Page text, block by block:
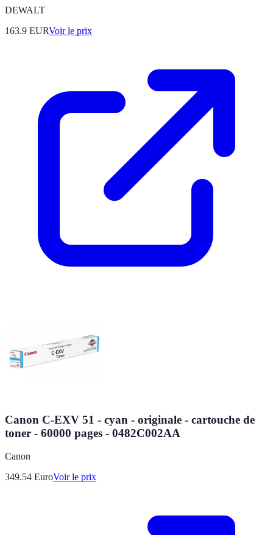
DEWALT
163.9 EURVoir le prix
Canon C-EXV 51 - cyan - originale - cartouche de
toner - 60000 pages - 0482C002AA
Canon
349.54 EuroVoir le prix